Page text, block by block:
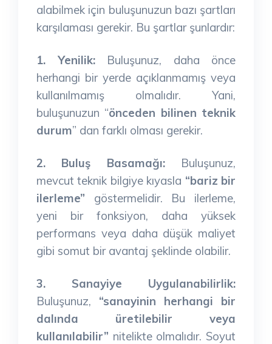
alabilmek için buluşunuzun bazı şartları
karşılaması gerekir. Bu şartlar şunlardır:
1. Yenilik:Buluşunuz, daha önce
herhangi bir yerde açıklanmamış veya
kullanılmamış olmalıdır. Yani,
buluşunuzun “önceden bilinen teknik
durum” dan farklı olması gerekir.
2. Buluş Basamağı:Buluşunuz,
mevcut teknik bilgiye kıyasla “bariz bir
ilerleme” göstermelidir. Bu ilerleme,
yeni bir fonksiyon, daha yüksek
performans veya daha düşük maliyet
gibi somut bir avantaj şeklinde olabilir.
3. Sanayiye Uygulanabilirlik:
Buluşunuz, “sanayinin herhangi bir
dalında üretilebilir veya
kullanılabilir” nitelikte olmalıdır. Soyut